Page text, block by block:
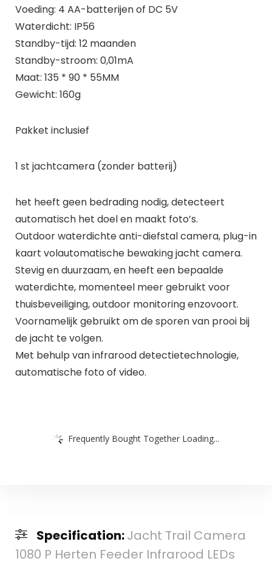
Voeding: 4 AA-batterijen of DC 5V
Waterdicht: IP56
Standby-tijd: 12 maanden
Standby-stroom: 0,01mA
Maat: 135 * 90 * 55MM
Gewicht: 160g
Pakket inclusief
1 st jachtcamera (zonder batterij)
het heeft geen bedrading nodig, detecteert
automatisch het doel en maakt foto’s.
Outdoor waterdichte anti-diefstal camera, plug-in
kaart volautomatische bewaking jacht camera.
Stevig en duurzaam, en heeft een bepaalde
waterdichte, momenteel meer gebruikt voor
thuisbeveiliging, outdoor monitoring enzovoort.
Voornamelijk gebruikt om de sporen van prooi bij
de jacht te volgen.
Met behulp van infrarood detectietechnologie,
automatische foto of video.
Frequently Bought Together Loading...
Specification:Jacht Trail Camera
1080 P Herten Feeder Infrarood LEDs